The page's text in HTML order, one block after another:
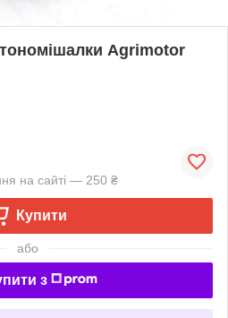
Agrimotor
на сайті — 250 ₴
Купити
або
з